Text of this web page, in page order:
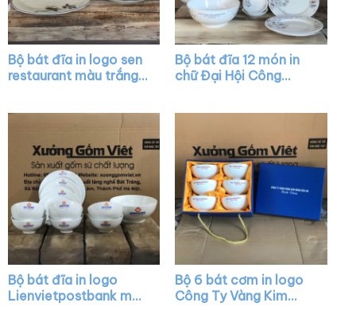
Bộ bát đĩa in logo sen
restaurant màu trắng
Bộ bát đĩa 12 món in
chữ Đại Hội Công
Bộ bát đĩa in logo
Lienvietpostbank màu
Bộ 6 bát cơm in logo
Công Ty Vàng Kim